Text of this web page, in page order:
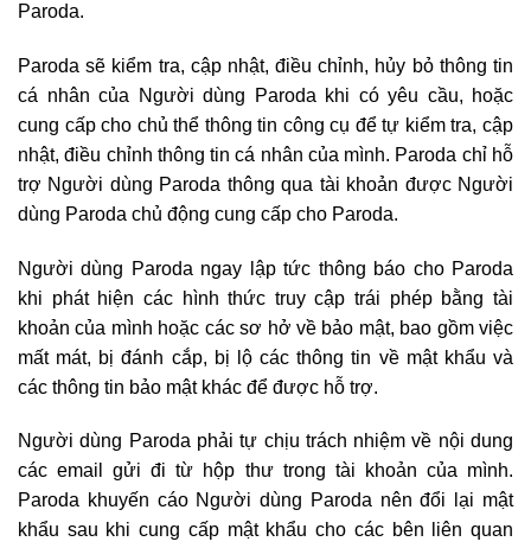
Paroda.
Paroda sẽ kiểm tra, cập nhật, điều chỉnh, hủy bỏ thông tin
cá nhân của Người dùng Paroda khi có yêu cầu, hoặc
cung cấp cho chủ thể thông tin công cụ để tự kiểm tra, cập
nhật, điều chỉnh thông tin cá nhân của mình. Paroda chỉ hỗ
trợ Người dùng Paroda thông qua tài khoản được Người
dùng Paroda chủ động cung cấp cho Paroda.
Người dùng Paroda ngay lập tức thông báo cho Paroda
khi phát hiện các hình thức truy cập trái phép bằng tài
khoản của mình hoặc các sơ hở về bảo mật, bao gồm việc
mất mát, bị đánh cắp, bị lộ các thông tin về mật khẩu và
các thông tin bảo mật khác để được hỗ trợ.
Người dùng Paroda phải tự chịu trách nhiệm về nội dung
các email gửi đi từ hộp thư trong tài khoản của mình.
Paroda khuyến cáo Người dùng Paroda nên đổi lại mật
khẩu sau khi cung cấp mật khẩu cho các bên liên quan